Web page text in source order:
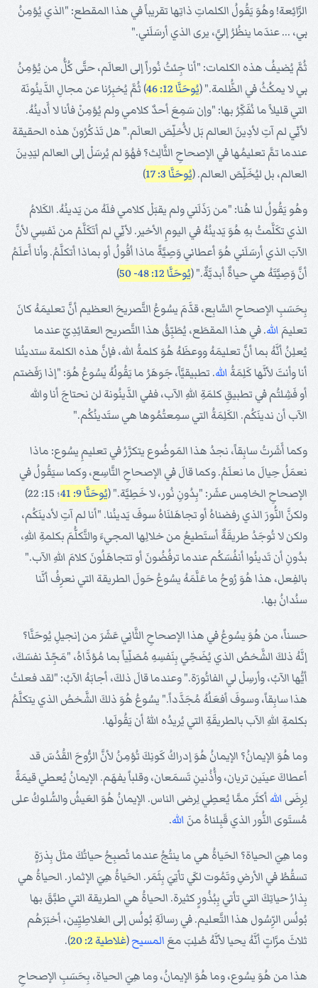
الرَّائِعة! وهُوَ يَقُولُ الكلماتِ ذاتِها تقريباً في هذا المقطع: "الذي يُؤمِنُ
بي، ... عندَما ينظُرُ إليَّ، يرى الذي أرسَلَني."
ثُمَّ يُضيفُ هذه الكلمات: "أنا جِئتُ نُوراً إلى العالَم، حتَّى كُلُّ من يُؤمِنُ
بي لا يمكُثُ في الظُّلمة." (يُوحَنَّا 12: 46
) ثُمَّ يُخبِرُنا عن مجالِ الدَّينُونَة
التي قليلاً ما نُفَكِّرُ بها: "وإن سَمِعَ أحدٌ كلامي ولم يُؤمِنْ فأنا لا أَدينُهُ.
لأنِّي لم آتِ لأدِينَ العالم بَل لأُخلِّصَ العالَم." هل تَذكُرُونَ هذه الحقيقة
عندما تمَّ تعليمُها في الإصحاحِ الثَّالِث؟ فهُوَ لم يُرسَلْ إلى العالم ليَدِينَ
العالم، بل ليُخَلِّصَ العالم. (يُوحَنَّا 3: 17 )
وهُو يَقُولُ لنا هُنا: "من رَذَلَني ولم يقبَلْ كلامي فلَهُ من يَدينُهُ. الكَلامُ
الذي تكَلَّمتُ بهِ هُوَ يَدينُهُ في اليومِ الأخير. لأنِّي لم أتَكَلَّمْ من نَفسِي لأنَّ
الآبَ الذي أرسَلَني هُوَ أعطاني وَصِيَّةً ماذا أقُولُ أو بماذا أتكلَّمُ. وأنا أَعلَمُ
أنَّ وَصِيَّتَهُ هي حياةٌ أبديَّةٌ." (يُوحَنَّا 12: 48- 50 )
بِحَسَبِ الإصحاحِ السَّابِع، قدَّمَ يسُوعُ التَّصريحَ العظيم أنَّ تعليمَهُ كانَ
تعليمَ الله. في هذا المقطَع، يُطَبِّقُ هذا التَّصريح العقائِدِيّ عندما
يُعلِنُ أنَّهُ بما أنَّ تعليمَهُ ووعظَهُ هُوَ كلمةُ الله، فإنَّ هذه الكلمة ستدينُنا
أنا وأنتَ لأنَّها كَلِمَةُ الله. تطبيقيَّاً، جَوهَرُ ما يَقُولُهُ يسُوعُ هُوَ: "إذا رَفَضتم
أو فَشِلتُم في تطبيقِ كلمَةِ اللهِ الآب، ففي الدَّينُونة لن نحتاجَ أنا والله
الآب أن ندينَكُم. الكَلِمَةُ التي سمِعتُمُوها هي ستَدينُكُم."
وكما أَشَرتُ سابِقاً، نجدُ هذا المَوضُوع يتكرَّرُ في تعليمِ يسُوع: ماذا
نعمَلُ حِيالَ ما نعلَمُ. وكما قالَ في الإصحاحِ التَّاسِع، وكما سيَقُولُ في
الإصحاحِ الخامِس عشَر: "بِدُونِ نُور، لا خَطِيَّة." (يُوحَنَّا 9: 41
؛ 15: 22)
ولكنَّ النُّورَ الذي رفضناهُ أو تجاهَلنَاهُ سوفَ يَدينُنا. "أنا لم آتِ لأدينَكُم،
ولكن لا تُوجَدُ طريقَةٌ أستَطيعُ من خلالِها المجيءَ والتَّكلُّمَ بكلمةِ اللهِ،
بدُونِ أن تَدينُوا أنفُسَكُم عندما ترفُضُونَ أو تتجاهَلُونَ كلامَ اللهِ الآب."
بالفِعل، هذا هُوَ رُوحُ ما عَلَّمَهُ يسُوعُ حَولَ الطريقة التي نعرِفُ أنَّنا
سنُدانُ بها.
حسناً، من هُوَ يسُوعُ في هذا الإصحاحِ الثَّانِي عَشَرَ من إنجيلِ يُوحَنَّا؟
إنَّهُ ذلكَ الشَّخصُ الذي يُضَحِّي بِنَفسِهِ مُصَلِّياً بما مُؤدَّاهُ، "مَجِّدْ نفسَكَ،
أيُّها الآبُ، وأرسِلْ لي الفاتُورَة." وعندما قالَ ذلكَ، أجابَهُ الآبُ: "لقد فعلتُ
هذا سابِقاً، وسوفَ أفعَلُهُ مُجَدَّداً." يسُوعُ هُوَ ذلكَ الشَّخصُ الذي يتكلَّمُ
بكلمةِ اللهِ الآب بالطريقَةِ التي يُريدُه اللهُ أن يَقُولَها.
وما هُوَ الإيمانُ؟ الإيمانُ هُوَ إدراكُ كَونِكَ تُؤمِنُ لأنَّ الرُّوحَ القُدُسَ قد
أعطاكَ عينَين تريان، وأُذُنينِ تَسمَعان، وقلباً يفهَم. الإيمانُ يُعطي قيمَةً
لِرِضَى الله أكثَر ممَّا يُعطِي لِرضى الناس. الإيمانُ هُوَ العَيشُ والسُّلوكُ على
مُستَوى النُّور الذي قَبِلناهُ منَ الله.
وما هِيَ الحياة؟ الحَياةُ هي ما ينتُجُ عندما تُصبِحُ حياتُكَ مثلَ بِذرَةٍ
تسقُطُ في الأرضِ وتَمُوت لكَي تأتِيَ بِثَمَر. الحَياةُ هِيَ الإثمار. الحياةُ هي
بِذارُ حياتِكَ التي تأتي بِبُذُورٍ كثيرة. الحياةُ هي الطريقة التي طبَّقَ بها
بُولُس الرِّسُول هذا التَّعليم. في رسالَةِ بُولُس إلى الغلاطِيِّين، أخبَرَهُم
ثلاثَ مرَّاتٍ أنَّهُ يحيا لأنَّهُ صُلِبَ معَ المسيح(غلاطية 2: 20 ).
هذا من هُوَ يسُوع، وما هُوَ الإيمانُ، وما هِيَ الحياة، بِحَسَبِ الإصحاحِ